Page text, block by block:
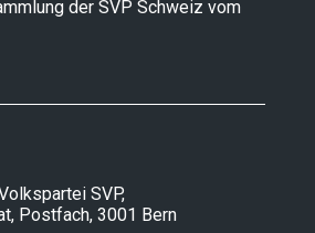
der SVP Schweiz vom
SVP,
Postfach, 3001 Bern